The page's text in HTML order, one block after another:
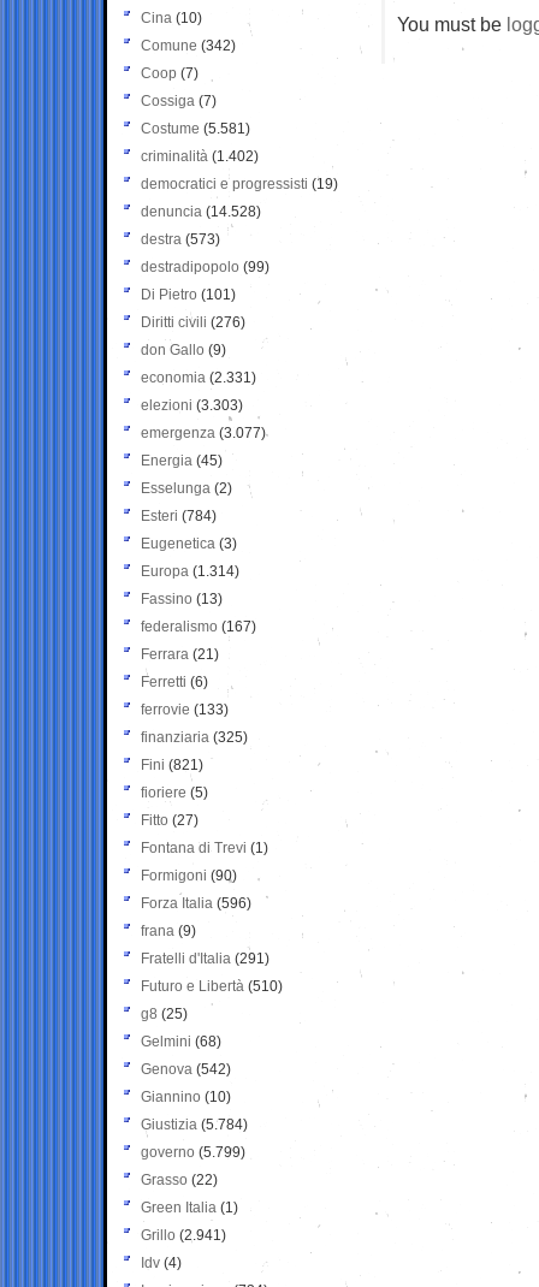
You must be
Cina (10)
Comune (342)
Coop (7)
Cossiga (7)
Costume (5.581)
criminalità (1.402)
democratici e progressisti (19)
denuncia (14.528)
destra (573)
destradipopolo (99)
Di Pietro (101)
Diritti civili (276)
don Gallo (9)
economia (2.331)
elezioni (3.303)
emergenza (3.077)
Energia (45)
Esselunga (2)
Esteri (784)
Eugenetica (3)
Europa (1.314)
Fassino (13)
federalismo (167)
Ferrara (21)
Ferretti (6)
ferrovie (133)
finanziaria (325)
Fini (821)
fioriere (5)
Fitto (27)
Fontana di Trevi (1)
Formigoni (90)
Forza Italia (596)
frana (9)
Fratelli d'Italia (291)
Futuro e Libertà (510)
g8 (25)
Gelmini (68)
Genova (542)
Giannino (10)
Giustizia (5.784)
governo (5.799)
Grasso (22)
Green Italia (1)
Grillo (2.941)
Idv (4)